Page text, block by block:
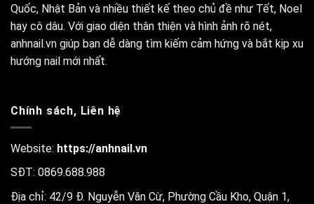
Quốc, Nhật Bản và nhiều thiết kế theo chủ đề như Tết, Noel
hay cô dâu. Với giao diện thân thiện và hình ảnh rõ nét,
anhnail.vn giúp bạn dễ dàng tìm kiếm cảm hứng và bắt kịp xu
hướng nail mới nhất.
Chính sách, Liên hệ
Website: https://anhnail.vn
SĐT: 0869.688.988
Địa chỉ: 42/9 Đ. Nguyễn Văn Cừ, Phường Cầu Kho, Quận 1,